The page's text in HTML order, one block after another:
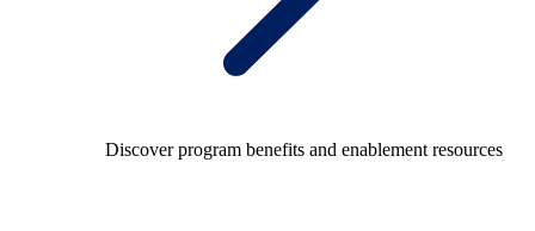
Discover program benefits and enablement resources